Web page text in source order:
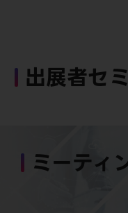
出展者セ
ミーティ